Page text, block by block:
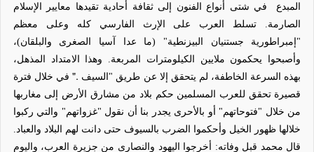
المبدع
في شتى أنواع الفنون إلى ثقافة أحادية تقيدها معايير الإسلام
الصارمة. تسلط العرب على الإرث الفارسي كله وعلى معظم
"إمبراطورية جستنيان البيزنطية" (ما عدا آسيا الصغرى والبلقان)،
وأصبحوا يحكمون ملايين الكيلومترات المربعة. وهذا الامتداد المذهل،
بهذه السرعة الخاطفة، لم يتحقق إلا عن طريق "السيف ". في خلال فترة
قصيرة تحقق للعرب المسلمين حكم بلاد من مشارق الأرض إلى مغاربها
من خلال "فتوحاتهم" أو بالأحرى يجدر بنا أن نقول "غزواتهم" والتي ركبوا
خلالها ظهور الخيل وأحكموا الضرب بالسيوف حتى دانت لهم البلاد والعباد.
قال محمد قبل وفاته: أخرجوا اليهود والنصارى من جزيرة العرب، واليوم